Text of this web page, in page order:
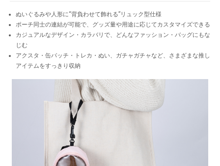
ぬいぐるみや人形に“背負わせて飾れる”リュック型仕様
ポーチ同士の連結が可能で、グッズ量や用途に応じてカスタマイズできる
カジュアルなデザイン・カラバリで、どんなファッション・バッグにもな
じむ
アクスタ・缶バッチ・トレカ・ぬい、ガチャガチャなど、さまざまな推し
アイテムをすっきり収納